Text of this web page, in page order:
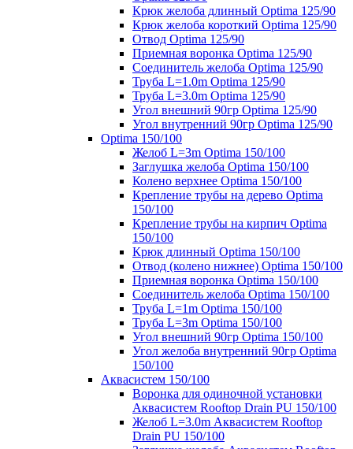
Крюк желоба длинный Optima 125/90
Крюк желоба короткий Optima 125/90
Отвод Optima 125/90
Приемная воронка Optima 125/90
Соединитель желоба Optima 125/90
Труба L=1.0m Optima 125/90
Труба L=3.0m Optima 125/90
Угол внешний 90гр Optima 125/90
Угол внутренний 90гр Optima 125/90
Optima 150/100
Желоб L=3m Optima 150/100
Заглушка желоба Optima 150/100
Колено верхнее Optima 150/100
Крепление трубы на дерево Optima
150/100
Крепление трубы на кирпич Optima
150/100
Крюк длинный Optima 150/100
Отвод (колено нижнее) Optima 150/100
Приемная воронка Optima 150/100
Соединитель желоба Optima 150/100
Труба L=1m Optima 150/100
Труба L=3m Optima 150/100
Угол внешний 90гр Optima 150/100
Угол желоба внутренний 90гр Optima
150/100
Аквасистем 150/100
Воронка для одиночной установки
Аквасистем Rooftop Drain PU 150/100
Желоб L=3.0m Аквасистем Rooftop
Drain PU 150/100